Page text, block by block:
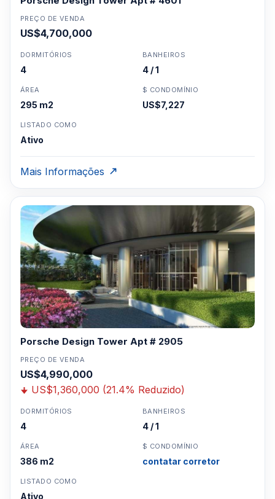
PREÇO DE VENDA
US$4,700,000
DORMITÓRIOS
4
BANHEIROS
4 / 1
ÁREA
295 m2
$ CONDOMÍNIO
US$7,227
LISTADO COMO
Ativo
Mais Informações
Porsche Design Tower Apt # 2905
PREÇO DE VENDA
US$4,990,000
US$1,360,000 (21.4% Reduzido)
DORMITÓRIOS
4
BANHEIROS
4 / 1
ÁREA
386 m2
$ CONDOMÍNIO
contatar corretor
LISTADO COMO
Ativo